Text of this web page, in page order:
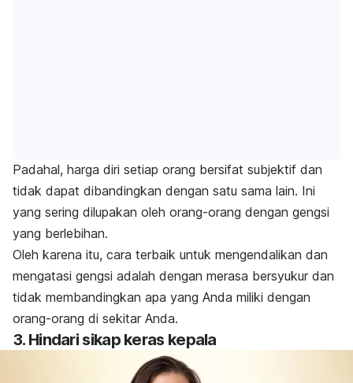
Padahal, harga diri setiap orang bersifat subjektif dan
tidak dapat dibandingkan dengan satu sama lain. Ini
yang sering dilupakan oleh orang-orang dengan gengsi
yang berlebihan.
Oleh karena itu, cara terbaik untuk mengendalikan dan
mengatasi gengsi adalah dengan merasa bersyukur dan
tidak membandingkan apa yang Anda miliki dengan
orang-orang di sekitar Anda.
3. Hindari sikap keras kepala